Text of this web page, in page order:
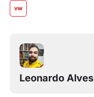
vw
Leonardo Alves